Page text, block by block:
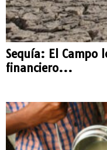
Sequía: El Campo
financiero...